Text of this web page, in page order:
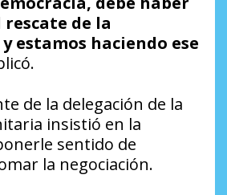
rescate de la
estamos haciendo ese
de la delegación de la
insistió en la
sentido de
la negociación.